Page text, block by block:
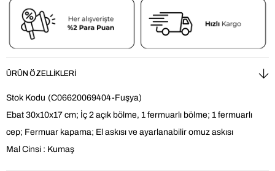
ÜRÜN ÖZELLIKLERI
Stok Kodu (C06620069404-Fuşya)
Ebat 30x10x17 cm; İç 2 açık bölme, 1 fermuarlı bölme; 1 fermuarlı
cep; Fermuar kapama; El askısı ve ayarlanabilir omuz askısı
Mal Cinsi : Kumaş